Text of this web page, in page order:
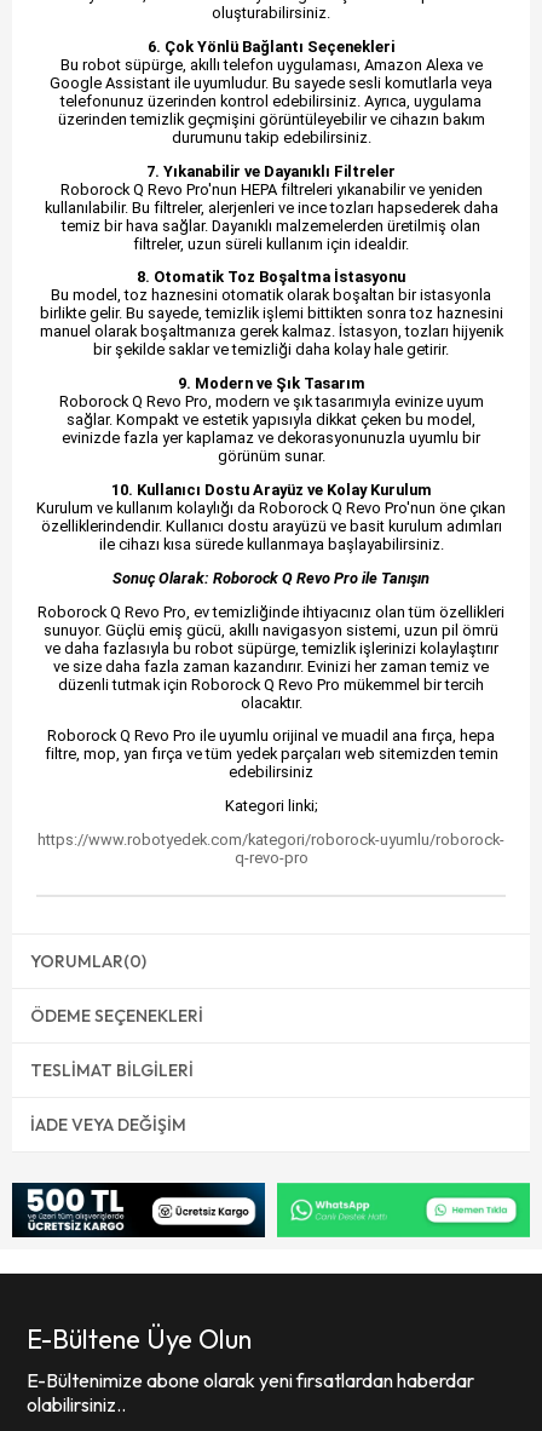
oluşturabilirsiniz.
6. Çok Yönlü Bağlantı Seçenekleri
Bu robot süpürge, akıllı telefon uygulaması, Amazon Alexa ve
Google Assistant ile uyumludur. Bu sayede sesli komutlarla veya
telefonunuz üzerinden kontrol edebilirsiniz. Ayrıca, uygulama
üzerinden temizlik geçmişini görüntüleyebilir ve cihazın bakım
durumunu takip edebilirsiniz.
7. Yıkanabilir ve Dayanıklı Filtreler
Roborock Q Revo Pro'nun HEPA filtreleri yıkanabilir ve yeniden
kullanılabilir. Bu filtreler, alerjenleri ve ince tozları hapsederek daha
temiz bir hava sağlar. Dayanıklı malzemelerden üretilmiş olan
filtreler, uzun süreli kullanım için idealdir.
8. Otomatik Toz Boşaltma İstasyonu
Bu model, toz haznesini otomatik olarak boşaltan bir istasyonla
birlikte gelir. Bu sayede, temizlik işlemi bittikten sonra toz haznesini
manuel olarak boşaltmanıza gerek kalmaz. İstasyon, tozları hijyenik
bir şekilde saklar ve temizliği daha kolay hale getirir.
9. Modern ve Şık Tasarım
Roborock Q Revo Pro, modern ve şık tasarımıyla evinize uyum
sağlar. Kompakt ve estetik yapısıyla dikkat çeken bu model,
evinizde fazla yer kaplamaz ve dekorasyonunuzla uyumlu bir
görünüm sunar.
10. Kullanıcı Dostu Arayüz ve Kolay Kurulum
Kurulum ve kullanım kolaylığı da Roborock Q Revo Pro'nun öne çıkan
özelliklerindendir. Kullanıcı dostu arayüzü ve basit kurulum adımları
ile cihazı kısa sürede kullanmaya başlayabilirsiniz.
Sonuç Olarak: Roborock Q Revo Pro ile Tanışın
Roborock Q Revo Pro, ev temizliğinde ihtiyacınız olan tüm özellikleri
sunuyor. Güçlü emiş gücü, akıllı navigasyon sistemi, uzun pil ömrü
ve daha fazlasıyla bu robot süpürge, temizlik işlerinizi kolaylaştırır
ve size daha fazla zaman kazandırır. Evinizi her zaman temiz ve
düzenli tutmak için Roborock Q Revo Pro mükemmel bir tercih
olacaktır.
Roborock Q Revo Pro ile uyumlu orijinal ve muadil ana fırça, hepa
filtre, mop, yan fırça ve tüm yedek parçaları web sitemizden temin
edebilirsiniz
Kategori linki;
https://www.robotyedek.com/kategori/roborock-uyumlu/roborock-
q-revo-pro
YORUMLAR(0)
ÖDEME SEÇENEKLERI
TESLIMAT BILGILERI
İADE VEYA DEĞIŞIM
E-Bültene Üye Olun
E-Bültenimize abone olarak yeni fırsatlardan haberdar
olabilirsiniz..